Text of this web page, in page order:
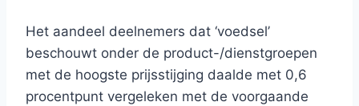
Het aandeel deelnemers dat ‘voedsel’
beschouwt onder de product-/dienstgroepen
met de hoogste prijsstijging daalde met 0,6
procentpunt vergeleken met de voorgaande